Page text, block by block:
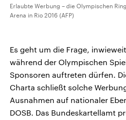
Erlaubte Werbung – die Olympischen
Arena in Rio 2016 (AFP)
Es geht um die Frage,
während der Olympischen
Sponsoren auftreten dürfen.
Charta schließt solche
Ausnahmen auf nationaler
DOSB. Das Bundeskartellamt